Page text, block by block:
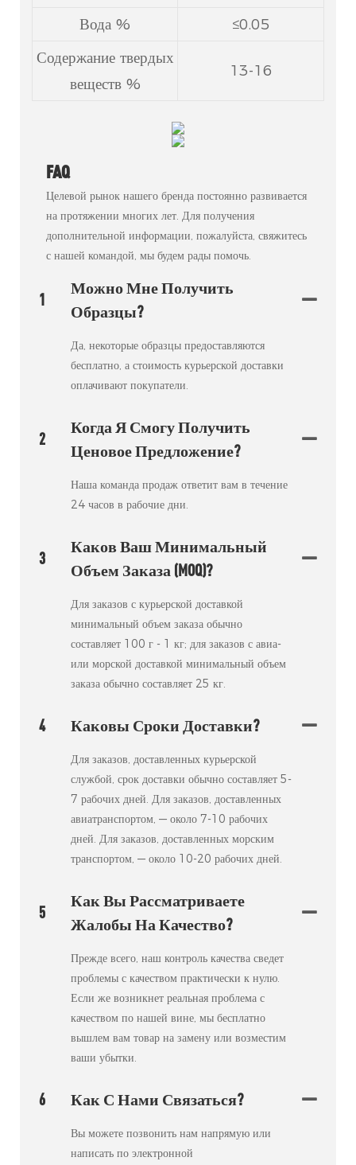
Вода %
≤0.05
Содержание твердых
веществ %
13-16
FAQ
Целевой рынок нашего бренда постоянно развивается
на протяжении многих лет. Для получения
дополнительной информации, пожалуйста, свяжитесь
с нашей командой, мы будем рады помочь.
1
Можно Мне Получить
Образцы?
Да, некоторые образцы предоставляются
бесплатно, а стоимость курьерской доставки
оплачивают покупатели.
2
Когда Я Смогу Получить
Ценовое Предложение?
Наша команда продаж ответит вам в течение
24 часов в рабочие дни.
3
Каков Ваш Минимальный
Объем Заказа (MOQ)?
Для заказов с курьерской доставкой
минимальный объем заказа обычно
составляет 100 г - 1 кг; для заказов с авиа-
или морской доставкой минимальный объем
заказа обычно составляет 25 кг.
4 Каковы Сроки Доставки?
Для заказов, доставленных курьерской
службой, срок доставки обычно составляет 5-
7 рабочих дней. Для заказов, доставленных
авиатранспортом, — около 7-10 рабочих
дней. Для заказов, доставленных морским
транспортом, — около 10-20 рабочих дней.
5
Как Вы Рассматриваете
Жалобы На Качество?
Прежде всего, наш контроль качества сведет
проблемы с качеством практически к нулю.
Если же возникнет реальная проблема с
качеством по нашей вине, мы бесплатно
вышлем вам товар на замену или возместим
ваши убытки.
6 Как С Нами Связаться?
Вы можете позвонить нам напрямую или
написать по электронной